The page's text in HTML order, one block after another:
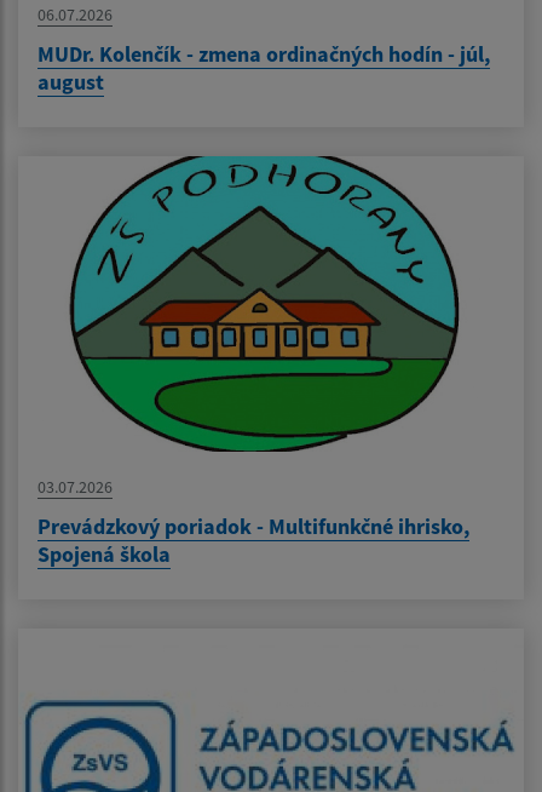
06.07.2026
MUDr. Kolenčík - zmena ordinačných hodín - júl,
august
03.07.2026
Prevádzkový poriadok - Multifunkčné ihrisko,
Spojená škola